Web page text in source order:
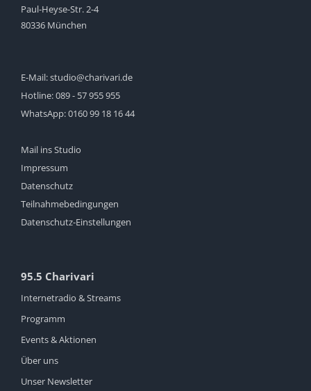
Paul-Heyse-Str. 2-4
80336 München
E-Mail:studio@charivari.de
Hotline:089 - 57 955 955
WhatsApp:0160 99 18 16 44
Mail ins Studio
Impressum
Datenschutz
Teilnahmebedingungen
Datenschutz-Einstellungen
95.5 Charivari
Internetradio & Streams
Programm
Events & Aktionen
Über uns
Unser Newsletter